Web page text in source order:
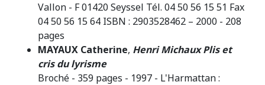
Vallon - F 01420 Seyssel Tél. 04 50 56 15 51 Fax
04 50 56 15 64 ISBN : 2903528462 – 2000 - 208
pages
MAYAUX Catherine, Henri Michaux Plis et
cris du lyrisme
Broché - 359 pages - 1997 - L'Harmattan :